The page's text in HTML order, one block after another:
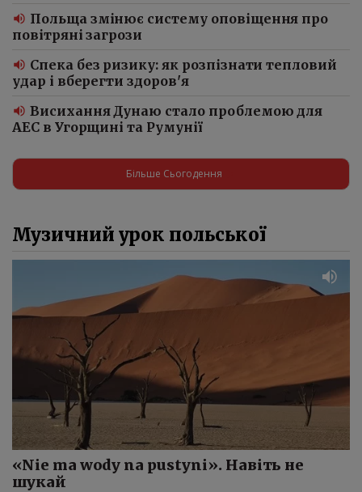
Польща змінює систему оповіщення про
повітряні загрози
Спека без ризику: як розпізнати тепловий
удар і вберегти здоров'я
Висихання Дунаю стало проблемою для
АЕС в Угорщині та Румунії
Більше Сьогодення
Музичний урок польської
«Nie ma wody na pustyni». Навіть не
шукай